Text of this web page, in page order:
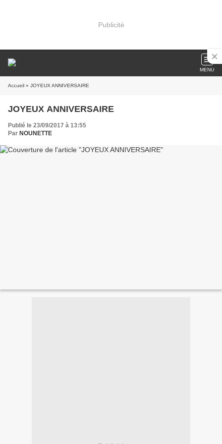
Publicité
MENU
Accueil » JOYEUX ANNIVERSAIRE
JOYEUX ANNIVERSAIRE
Publié le 23/09/2017 à 13:55
Par NOUNETTE